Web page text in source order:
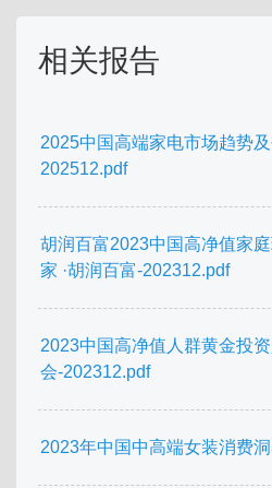
相关报告
2025中国高端家电市场趋势
202512.pdf
胡润百富2023中国高净值家
家 ·胡润百富-202312.pdf
2023中国高净值人群黄金投
会-202312.pdf
2023年中国中高端女装消费